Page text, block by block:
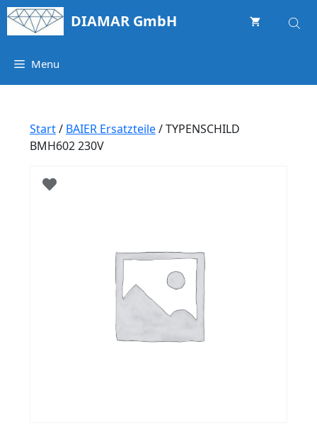
Springe
zum
DIAMAR GmbH
Menu
Start/ BAIER Ersatzteile/ TYPENSCHILD
BMH602 230V